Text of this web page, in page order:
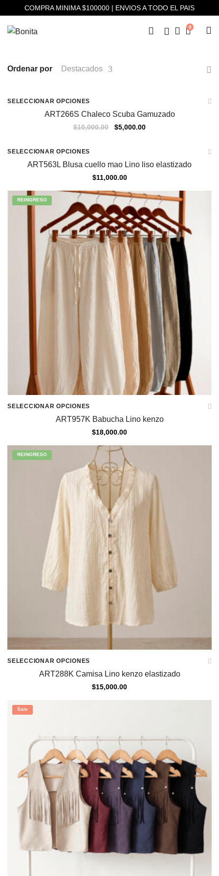
COMPRA MINIMA $100000 | ENVIOS A TODO EL PAIS
0
Ordenar por Destacados
Sale
SELECCIONAR OPCIONES
ART266S Chaleco Scuba Gamuzado
$10,000.00 $5,000.00
SELECCIONAR OPCIONES
ART563L Blusa cuello mao Lino liso elastizado
$11,000.00
REINGRESO
SELECCIONAR OPCIONES
ART957K Babucha Lino kenzo
$18,000.00
REINGRESO
SELECCIONAR OPCIONES
ART288K Camisa Lino kenzo elastizado
$15,000.00
Sale